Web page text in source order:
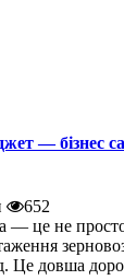
— бізнес
652
— це не
Це довша